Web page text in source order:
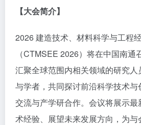
【大会简介】
2026 建造技术、材料科学与工程
（CTMSEE 2026）将在中国南通
汇聚全球范围内相关领域的研究
与学者，共同探讨前沿科学技术
交流与产学研合作。会议将展示
术经验、展望未来发展方向，为